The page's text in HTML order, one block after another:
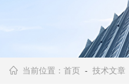
当前位置：首页 -技术文章